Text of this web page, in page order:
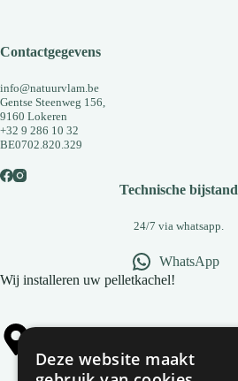
Contactgegevens
info@natuurvlam.be
Gentse Steenweg 156,
9160 Lokeren
+32 9 286 10 32
BE0702.820.329
Technische bijstand
24/7 via whatsapp.
WhatsApp
Wij installeren uw pelletkachel!
Alle gemeentes
Deze website maakt